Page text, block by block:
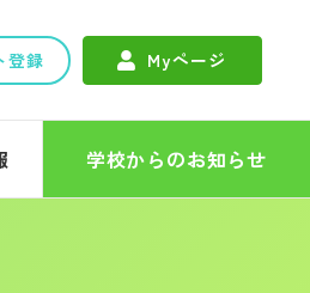
登録 Myページ
学校からのお知らせ